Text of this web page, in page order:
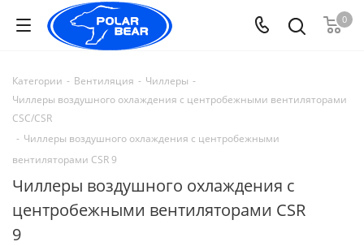
0
Категории - Вентиляция - Чиллеры -
Чиллеры воздушного охлаждения с центробежными вентиляторами
CSC/CSR
- Чиллеры воздушного охлаждения с центробежными
вентиляторами CSR 9
Чиллеры воздушного охлаждения с
центробежными вентиляторами CSR
9